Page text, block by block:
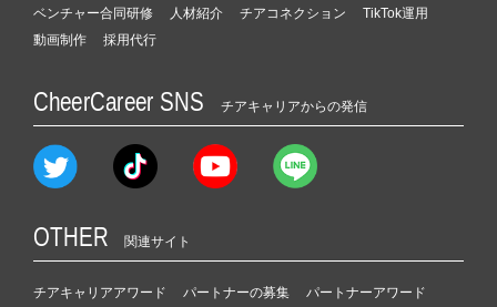
ベンチャー合同研修
人材紹介 チアコネクション
TikTok運用
動画制作
採用代行
CheerCareer SNS チアキャリアからの発信
OTHER 関連サイト
チアキャリアアワード パートナーの募集 パートナーアワード